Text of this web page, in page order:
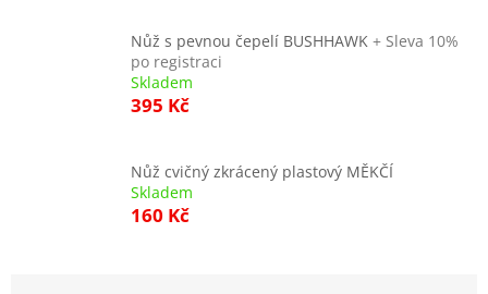
Nůž s pevnou čepelí BUSHHAWK + Sleva 10%
po registraci
Skladem
395 Kč
Nůž cvičný zkrácený plastový MĚKČÍ
Skladem
160 Kč